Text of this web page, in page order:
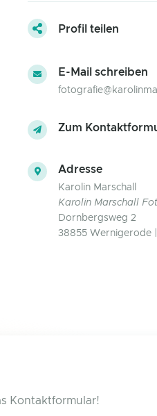
Profil teilen
E-Mail schreiben
Zum
Adresse
Karolin Marschall
Karolin Marschall
Dornbergsweg 2
38855 Wernigerode
Kontaktformular!